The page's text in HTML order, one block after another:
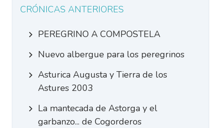
CRÓNICAS ANTERIORES
PEREGRINO A COMPOSTELA
Nuevo albergue para los peregrinos
Asturica Augusta y Tierra de los
Astures 2003
La mantecada de Astorga y el
garbanzo... de Cogorderos